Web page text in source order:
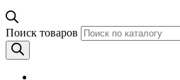
Поиск товаров